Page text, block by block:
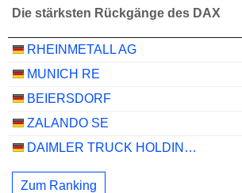
Die stärksten Rückgänge des DAX
RHEINMETALL AG
MUNICH RE
BEIERSDORF
ZALANDO SE
DAIMLER TRUCK HOLDING AG
Zum Ranking